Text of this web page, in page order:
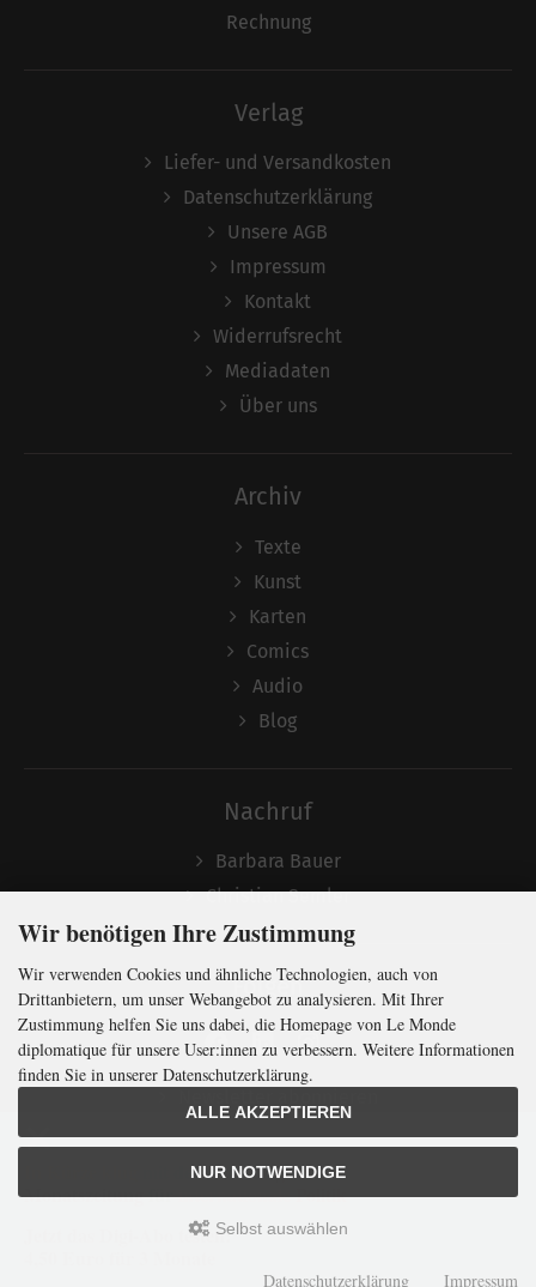
mit der weltweitgrößten
MonatszeitungfürinternationalePolitik
Jetzt das Digi-Abo testen:
Rechnung
Verlag
Liefer- und Versandkosten
Datenschutzerklärung
Unsere AGB
Impressum
Kontakt
Widerrufsrecht
Mediadaten
Über uns
Archiv
Texte
Kunst
Karten
Comics
Audio
Blog
Nachruf
Barbara Bauer
Christian Semler
Folgen
LMd © 2026 | Template © 2009-2026 bymodified eCommerce Shopsoftware
Wir benötigen Ihre Zustimmung
Wir verwenden Cookies und ähnliche Technologien, auch von
Drittanbietern, um unser Webangebot zu analysieren. Mit Ihrer
Zustimmung helfen Sie uns dabei, die Homepage von Le Monde
diplomatique für unsere User:innen zu verbessern. Weitere Informationen
finden Sie in unserer Datenschutzerklärung.
ALLE AKZEPTIEREN
NUR NOTWENDIGE
Selbst auswählen
Datenschutzerklärung Impressum